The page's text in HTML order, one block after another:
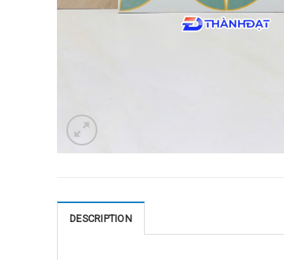
DESCRIPTION